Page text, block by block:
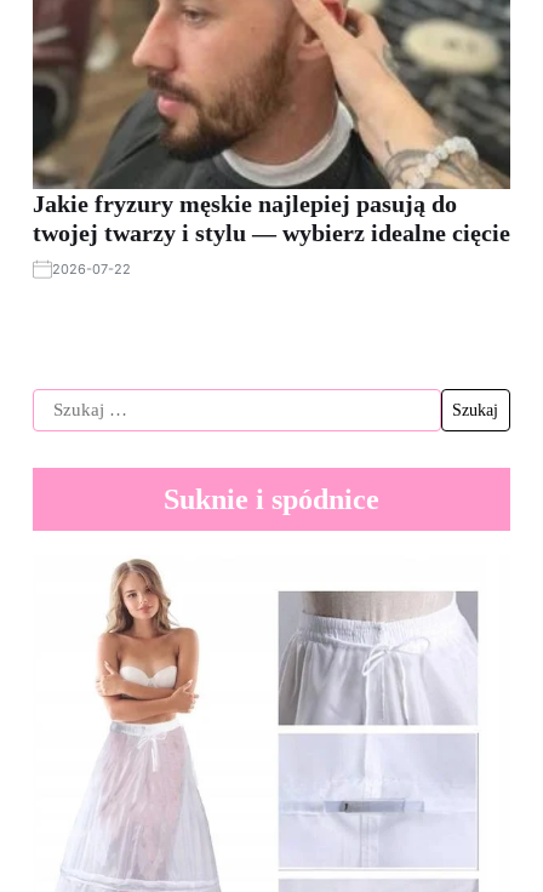
Jakie fryzury męskie najlepiej pasują do
twojej twarzy i stylu — wybierz idealne cięcie
2026-07-22
Suknie i spódnice